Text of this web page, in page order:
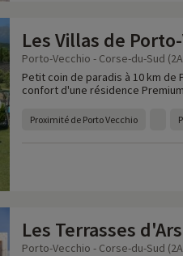
Les Villas de
Porto-Vecchio - Corse-du-Sud
Petit coin de paradis à 10 km
confort d'une résidence
Proximité de Porto Vecchio
Les Terrasses
Porto-Vecchio - Corse-du-Sud